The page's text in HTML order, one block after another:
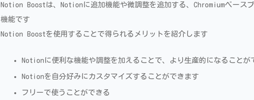
Notion Boostは、Notionに追加機能や微調整を追加する、Chromiumベース
機能です
Notion Boostを使用することで得られるメリットを紹介します
Notionに便利な機能や調整を加えることで、より生産的になることが
Notionを自分好みにカスタマイズすることができます
フリーで使うことができる